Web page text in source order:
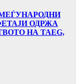
ОДРЖА
НА TAEG,